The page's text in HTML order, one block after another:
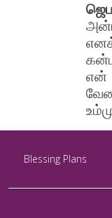
என்
Blessing Plans